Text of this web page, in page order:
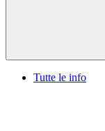
Tutte le info